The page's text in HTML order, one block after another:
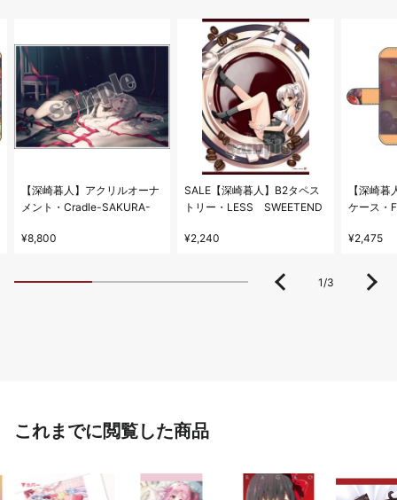
【深崎暮人】アクリルオーナ
メント・Cradle-SAKURA-
¥8,800
SALE【深崎暮人】B2タペス
トリー・LESS SWEETEND
¥2,240
【深崎
ケース・
¥2,475
1 /3
これまでに閲覧した商品